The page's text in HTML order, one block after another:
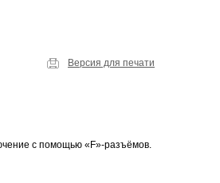
Версия для печати
с помощью «F»-разъёмов.